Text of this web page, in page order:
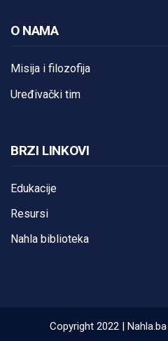
O NAMA
Misija i filozofija
Uređivački tim
BRZI LINKOVI
Edukacije
Resursi
Nahla biblioteka
Copyright 2022 |